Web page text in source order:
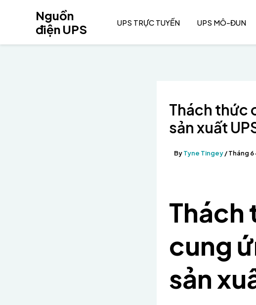
dung
Nguồn
điện UPS
UPS TRỰC TUYẾN UPS MÔ-ĐUN
Thách thức
sản xuất
ByTyne Tingey/Tháng 6
Thách
cung
sản